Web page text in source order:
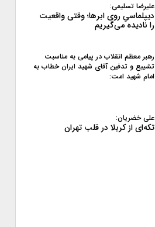
علیرضا تسلیمی:
دیپلماسیِ روی ابرها؛ وقتی واقعیت
را نادیده می‌گیریم
رهبر معظم انقلاب در پیامی به‌ مناسبت
تشییع و تدفین آقای شهید ایران خطاب به
امام شهید امت:
علی خضریان:
تکه‌ای از کربلا در قلب تهران